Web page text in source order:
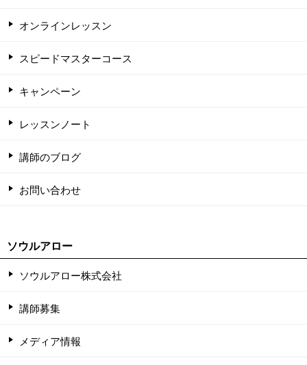
オンラインレッスン
スピードマスターコース
キャンペーン
レッスンノート
講師のブログ
お問い合わせ
ソウルアロー
ソウルアロー株式会社
講師募集
メディア情報